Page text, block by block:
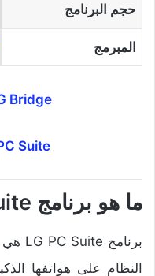
حجم البرنامج
المبرمج
Bridge
Suite
ما هو برنامج LG PC Suite